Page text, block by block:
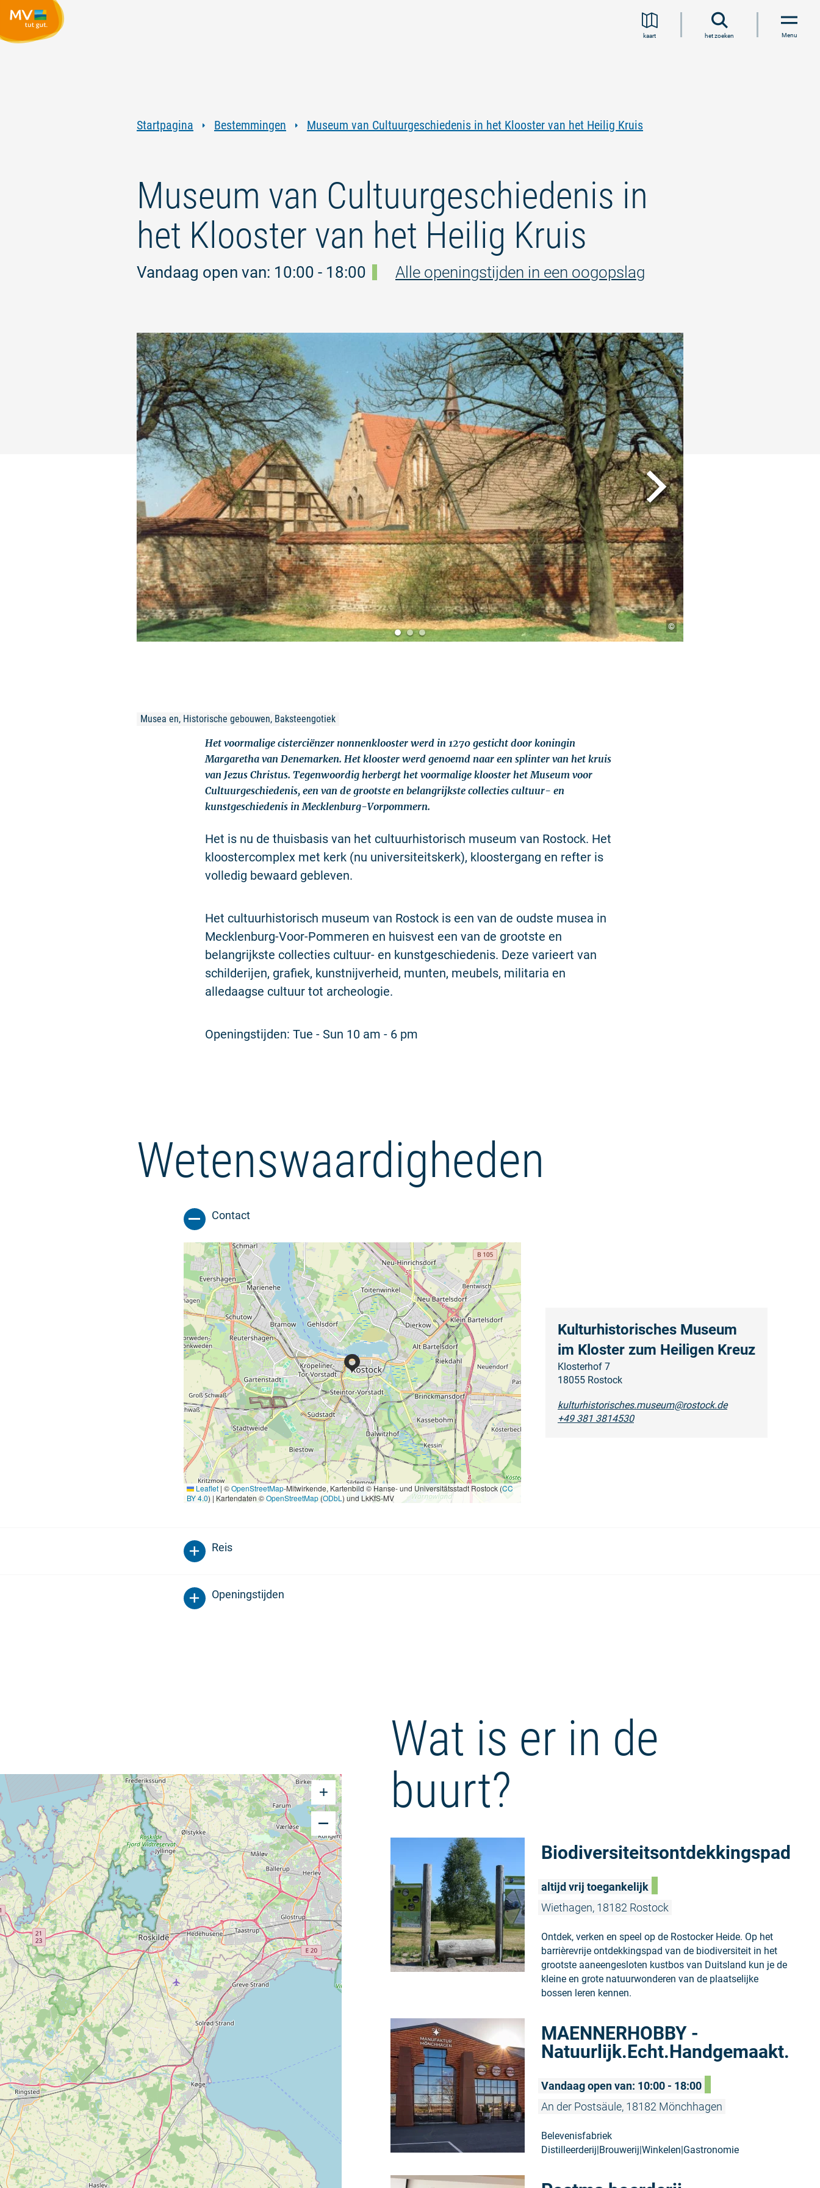
kaart het zoeken Menu
Startpagina Bestemmingen Museum van Cultuurgeschiedenis in het Klooster van het Heilig Kruis
Museum van Cultuurgeschiedenis in
het Klooster van het Heilig Kruis
Vandaag open van: 10:00 - 18:00 Alle openingstijden in een oogopslag
©
Musea en, Historische gebouwen, Baksteengotiek
Het voormalige cisterciënzer nonnenklooster werd in 1270 gesticht door koningin
Margaretha van Denemarken. Het klooster werd genoemd naar een splinter van het kruis
van Jezus Christus. Tegenwoordig herbergt het voormalige klooster het Museum voor
Cultuurgeschiedenis, een van de grootste en belangrijkste collecties cultuur- en
kunstgeschiedenis in Mecklenburg-Vorpommern.
Het is nu de thuisbasis van het cultuurhistorisch museum van Rostock. Het
kloostercomplex met kerk (nu universiteitskerk), kloostergang en refter is
volledig bewaard gebleven.
Het cultuurhistorisch museum van Rostock is een van de oudste musea in
Mecklenburg-Voor-Pommeren en huisvest een van de grootste en
belangrijkste collecties cultuur- en kunstgeschiedenis. Deze varieert van
schilderijen, grafiek, kunstnijverheid, munten, meubels, militaria en
alledaagse cultuur tot archeologie.
Openingstijden: Tue - Sun 10 am - 6 pm
Wetenswaardigheden
Contact
Leaflet | ©OpenStreetMap-Mitwirkende, Kartenbild © Hanse- und Universitätsstadt Rostock (CC
BY 4.0) | Kartendaten ©OpenStreetMap(ODbL ) und LkKfS-MV
Kulturhistorisches Museum
im Kloster zum Heiligen Kreuz
Klosterhof 7
18055 Rostock
kulturhistorisches.museum@rostock.de
+49 381 3814530
Reis
Openingstijden
Wat is er in de
buurt?
Biodiversiteitsontdekkingspad
altijd vrij toegankelijk
Wiethagen, 18182 Rostock
Ontdek, verken en speel op de Rostocker Heide. Op het
barrièrevrije ontdekkingspad van de biodiversiteit in het
grootste aaneengesloten kustbos van Duitsland kun je de
kleine en grote natuurwonderen van de plaatselijke
bossen leren kennen.
Meer
MAENNERHOBBY -
Natuurlijk.Echt.Handgemaakt.
Vandaag open van: 10:00 - 18:00
An der Postsäule, 18182 Mönchhagen
Belevenisfabriek
Distilleerderij|Brouwerij|Winkelen|Gastronomie